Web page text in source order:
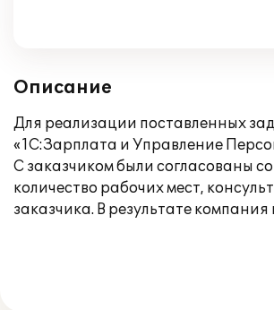
Описание
Для реализации поставленных
«1С:Зарплата и Управление
С заказчиком были согласованы
количество рабочих мест,
заказчика. В результате